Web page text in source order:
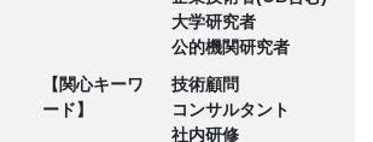
大学研究者
公的機関研究者
【関心キーワ
ード】
技術顧問
コンサルタント
社内研修